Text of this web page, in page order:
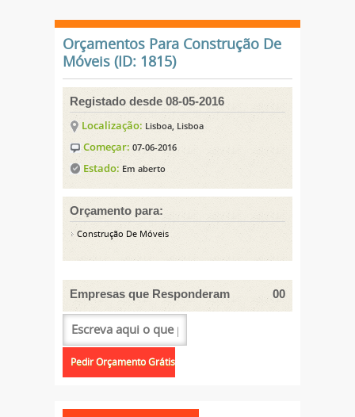
Orçamentos Para Construção De
Móveis (ID: 1815)
Registado desde 08-05-2016
Localização: Lisboa, Lisboa
Começar: 07-06-2016
Estado: Em aberto
Orçamento para:
Construção De Móveis
Empresas que Responderam 00